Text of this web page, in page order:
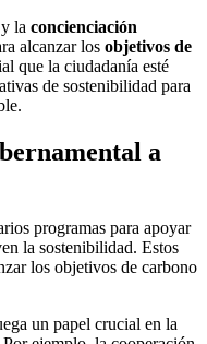
la concienciación
alcanzar los objetivos de
que la ciudadanía esté
de sostenibilidad para
a
programas para apoyar
la sostenibilidad. Estos
los objetivos de carbono
un papel crucial en la